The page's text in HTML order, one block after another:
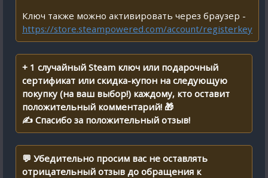
Ключ также можно активировать через браузер -
https://store.steampowered.com/account/registerkey
+ 1 случайный Steam ключ или подарочный
сертификат или скидка-купон на следующую
покупку (на ваш выбор!) каждому, кто оставит
положительный комментарий! 🎁
✍ Спасибо за положительный отзыв!
💬 Убедительно просим вас не оставлять
отрицательный отзыв до обращения к